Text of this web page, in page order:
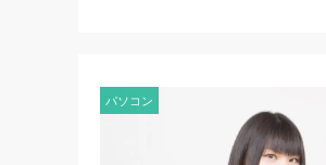
パソコン